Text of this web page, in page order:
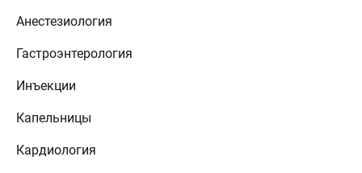
Анестезиология
Гастроэнтерология
Инъекции
Капельницы
Кардиология